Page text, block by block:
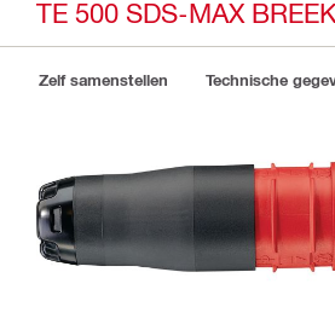
TE 500 SDS-MAX
Zelf samenstellen Technische